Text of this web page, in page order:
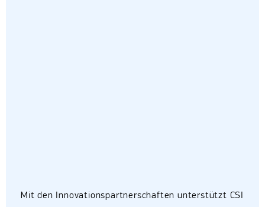
Mit den Innovationspartnerschaften unterstützt CSI